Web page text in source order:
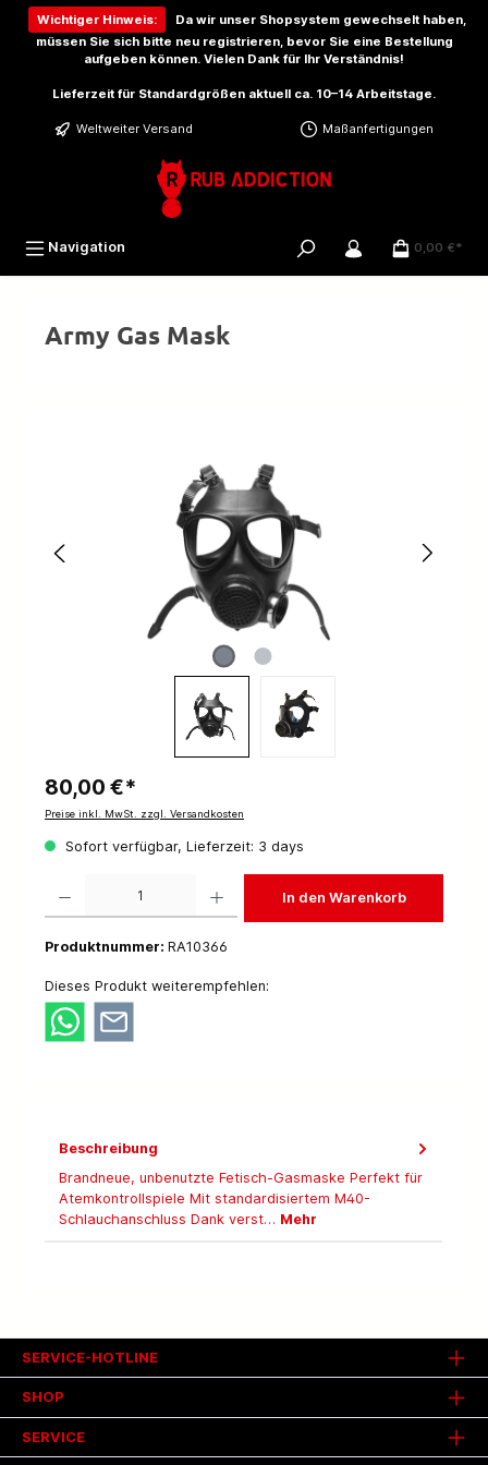
springen
Wichtiger Hinweis:
Da wir unser Shopsystem gewechselt haben,
müssen Sie sich bitte neu registrieren, bevor Sie eine Bestellung
aufgeben können. Vielen Dank für Ihr Verständnis!
Lieferzeit für Standardgrößen aktuell ca. 10–14 Arbeitstage.
Weltweiter Versand Maßanfertigungen
Navigation 0,00 €*
Army Gas Mask
80,00 €*
Preise inkl. MwSt. zzgl. Versandkosten
Sofort verfügbar, Lieferzeit: 3 days
In den Warenkorb
Produktnummer: RA10366
Dieses Produkt weiterempfehlen:
Beschreibung
Brandneue, unbenutzte Fetisch-Gasmaske Perfekt für
Atemkontrollspiele Mit standardisiertem M40-
Schlauchanschluss Dank verst… Mehr
SHOP
SERVICE
SERVICE-HOTLINE